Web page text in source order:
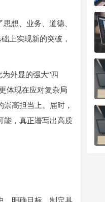
思想、业务、道德、
上实现新的突破，
外显的强大“四
体现在应对复杂局
高担当上。届时，
能，真正谱写出高质
。明确目标，制定具